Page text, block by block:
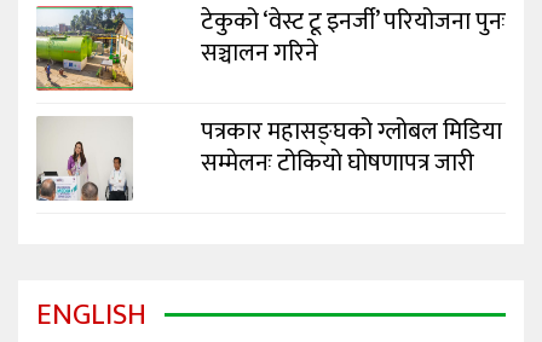
टेकुको ‘वेस्ट टू इनर्जी’ परियोजना पुनः
सञ्चालन गरिने
पत्रकार महासङ्घको ग्लोबल मिडिया
सम्मेलनः टोकियो घोषणापत्र जारी
ENGLISH